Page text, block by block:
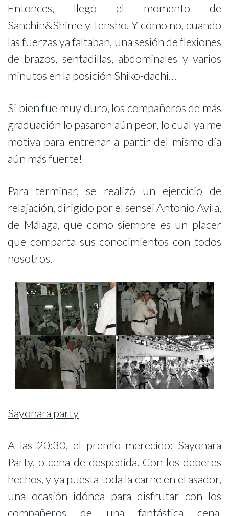
Entonces, llegó el momento de
Sanchin&Shime y Tensho. Y cómo no, cuando
las fuerzas ya faltaban, una sesión de flexiones
de brazos, sentadillas, abdominales y varios
minutos en la posición Shiko-dachi…
Si bien fue muy duro, los compañeros de más
graduación lo pasaron aún peor, lo cual ya me
motiva para entrenar a partir del mismo día
aún más fuerte!
Para terminar, se realizó un ejercicio de
relajación, dirigido por el sensei Antonio Avila,
de Málaga, que como siempre es un placer
que comparta sus conocimientos con todos
nosotros.
Sayonara party
A las 20:30, el premio merecido: Sayonara
Party, o cena de despedida. Con los deberes
hechos, y ya puesta toda la carne en el asador,
una ocasión idónea para disfrutar con los
compañeros de una fantástica cena,